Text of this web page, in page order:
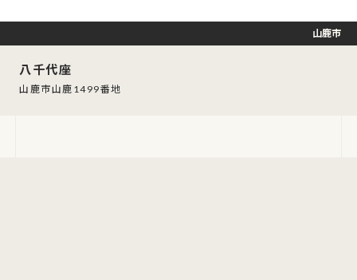
八千代座
山鹿市山鹿1499番地
山鹿市